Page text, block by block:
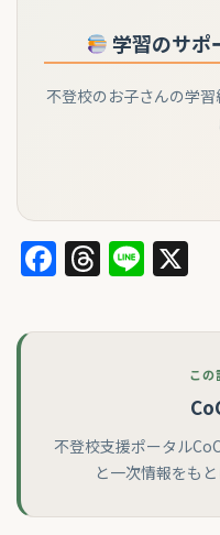
学習のサポ
不登校のお子さんの学
Facebook
Threads
Line
この
不登校支援ポータル
と一次情報をも